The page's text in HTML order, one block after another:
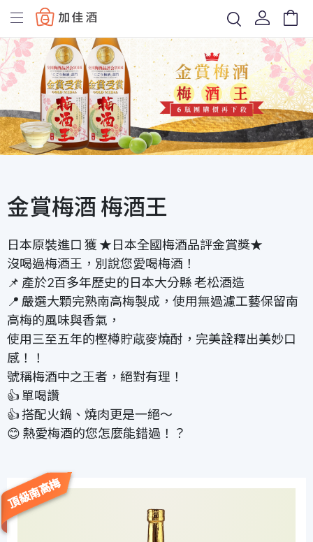
Baccus
金賞梅酒 梅酒王
日本原裝進口 獲 ★日本全國梅酒品評金賞獎★
沒喝過梅酒王，別說您愛喝梅酒！
📌 產於2百多年歷史的日本大分縣 老松酒造
📍 嚴選大顆完熟南高梅製成，使用無過濾工藝保留南
高梅的風味與香氣，
使用三至五年的樫樽貯蔵麥燒酎，完美詮釋出美妙口
感！！
號稱梅酒中之王者，絕對有理！
👍 單喝讚
👍 搭配火鍋、燒肉更是一絕～
😊 熱愛梅酒的您怎麼能錯過！？
頂級南高梅